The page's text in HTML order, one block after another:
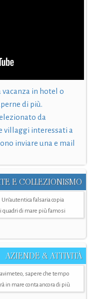
in hotel o
di più.
da
villaggi interessati a
inviare una e mail
E COLLEZIONISMO
Un’autentica falsaria copia
i quadri di mare più famosi
AZIENDE & ATTIVITÀ
sapere che tempo
in mare conta ancora di più